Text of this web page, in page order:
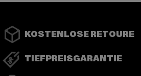
KOSTENLOSE RETOURE
TIEFPREISGARANTIE